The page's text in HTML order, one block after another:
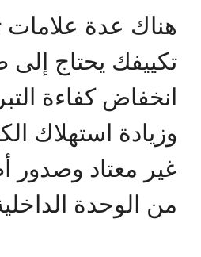
هناك عدة علامات
تكييفك يحتاج إلى
انخفاض كفاءة
وزيادة استهلاك
غير معتاد وصدور
من الوحدة